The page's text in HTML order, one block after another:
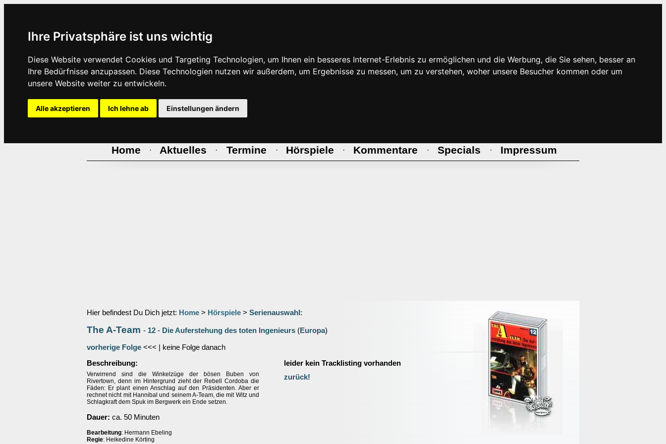
Ihre Privatsphäre ist uns wichtig
Diese Website verwendet Cookies und Targeting Technologien, um Ihnen ein besseres Internet-Erlebnis zu ermöglichen und die Werbung, die Sie sehen, besser an
Ihre Bedürfnisse anzupassen. Diese Technologien nutzen wir außerdem, um Ergebnisse zu messen, um zu verstehen, woher unsere Besucher kommen oder um
unsere Website weiter zu entwickeln.
Alle akzeptieren Ich lehne ab Einstellungen ändern
Home · Aktuelles · Termine · Hörspiele · Kommentare · Specials · Impressum
Hier befindest Du Dich jetzt: Home > Hörspiele > Serienauswahl :
The A-Team - 12 - Die Auferstehung des toten Ingenieurs (Europa)
vorherige Folge <<< | keine Folge danach
Beschreibung:
Verwirrend sind die Winkelzüge der bösen Buben von
Rivertown, denn im Hintergrund zieht der Rebell Cordoba die
Fäden: Er plant einen Anschlag auf den Präsidenten. Aber er
rechnet nicht mit Hannibal und seinem A-Team, die mit Witz und
Schlagkraft dem Spuk im Bergwerk ein Ende setzen.
Dauer: ca. 50 Minuten
Bearbeitung: Hermann Ebeling
Regie: Heikedine Körting
leider kein Tracklisting vorhanden
zurück!